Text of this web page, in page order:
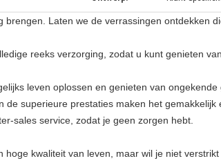
Laten we de verrassingen ontdekken
reeks verzorging, zodat u kunt genieten
leven oplossen en genieten van
superieure prestaties maken het gemakkelijk
sales service, zodat je geen zorgen hebt.
kwaliteit van leven, maar wil je niet